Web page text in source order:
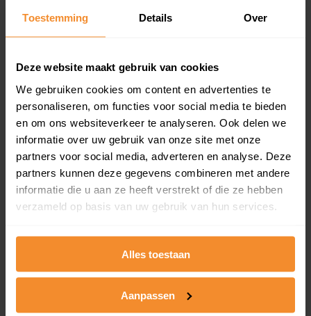
Toestemming Details Over
Deze website maakt gebruik van cookies
We gebruiken cookies om content en advertenties te
personaliseren, om functies voor social media te bieden
en om ons websiteverkeer te analyseren. Ook delen we
informatie over uw gebruik van onze site met onze
partners voor social media, adverteren en analyse. Deze
partners kunnen deze gegevens combineren met andere
informatie die u aan ze heeft verstrekt of die ze hebben
verzameld op basis van uw gebruik van hun services.
Alles toestaan
Aanpassen
Een overzicht van alle verkochte woningen (koopsom
en koopdatum) binnen een postcodegebied. Dit
Bekijk product
Direct leverbaar
Een uitgebreid overzicht van het perceel en
dit inclusief de luchtfoto!